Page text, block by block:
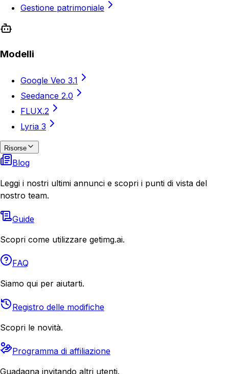
Gestione patrimoniale
Modelli
Google Veo 3.1
Seedance 2.0
FLUX.2
Lyria 3
Risorse
Blog
Leggi i nostri ultimi annunci e scopri i punti di vista del
nostro team.
Guide
Scopri come utilizzare getimg.ai.
FAQ
Siamo qui per aiutarti.
Registro delle modifiche
Scopri le novità.
Programma di affiliazione
Guadagna invitando altri utenti.